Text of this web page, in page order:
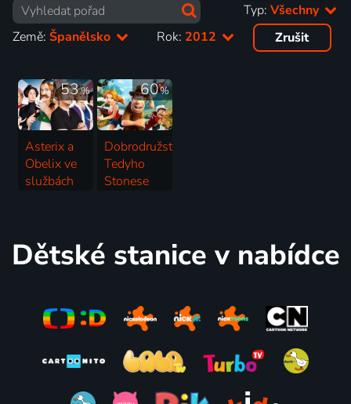
Typ: Všechny
Země: Španělsko Rok: 2012 Zrušit
53%
Asterix a
Obelix ve
službách
60%
Dobrodružství
Tedyho
Stonese
Dětské stanice v nabídce